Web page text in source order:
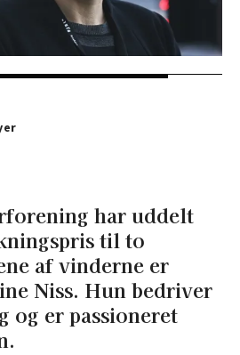
har uddelt
til to
af vinderne er
Niss. Hun bedriver
og er passioneret